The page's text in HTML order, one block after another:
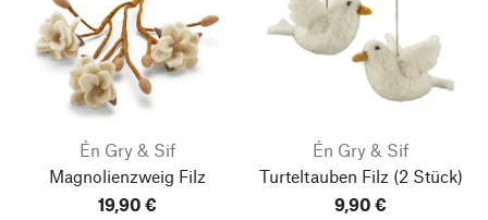
Én Gry & Sif
Magnolienzweig Filz
19,90 €
Én Gry & Sif
Turteltauben Filz (2 Stück)
9,90 €